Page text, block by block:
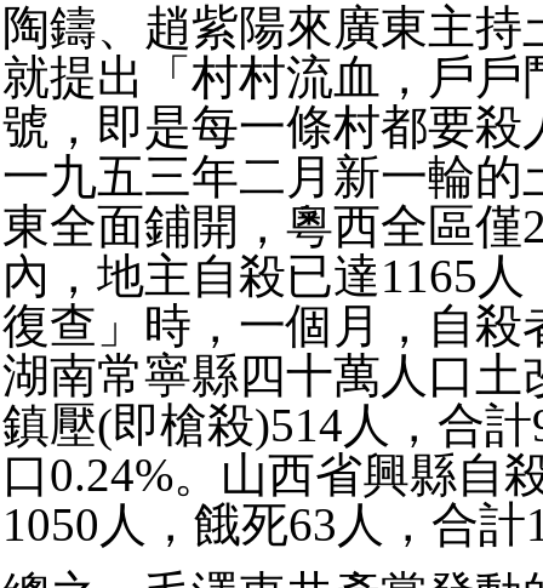
陶鑄、趙紫陽來廣東主持
就提出「村村流血，戶戶
號，即是每一條村都要殺
一九五三年二月新一輪的
東全面鋪開，粵西全區僅
內，地主自殺已達1165
復查」時，一個月，自殺
湖南常寧縣四十萬人口土
鎮壓(即槍殺)514人，合
口0.24%。山西省興縣自
1050人，餓死63人，合